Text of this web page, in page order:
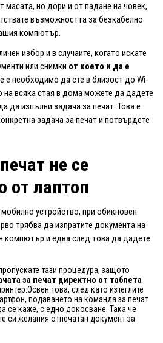
масата, но дори и от падане на човек,
възможността за безкабелно
компютър.
избор и в случаите, когато искате
или снимки от което и да е
е необходимо да сте в близост до Wi-
на всяка стая в дома можете да дадете
да изпълни задача за печат. Това е
задача за печат и потвърдете
не се
от лаптоп
устройство, при обикновен
трябва да изпратите документа на
компютър и едва след това да дадете
тази процедура, защото
за печат директно от таблета
това, след като изтеглите
подаването на команда за печат
се каже, с едно докосване. Така че
си желания отпечатан документ за